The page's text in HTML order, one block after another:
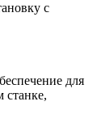
с
для
станке,